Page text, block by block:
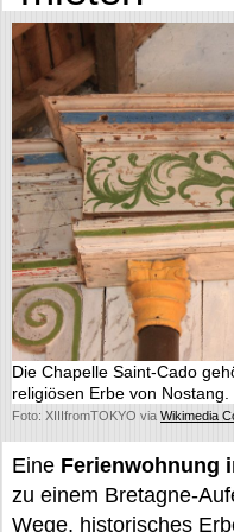
Die Chapelle Saint-Cado
religiösen Erbe von Nostang.
Foto: XIIIfromTOKYO via Wikimedia
Eine Ferienwohnung
zu einem Bretagne-
Wege, historisches